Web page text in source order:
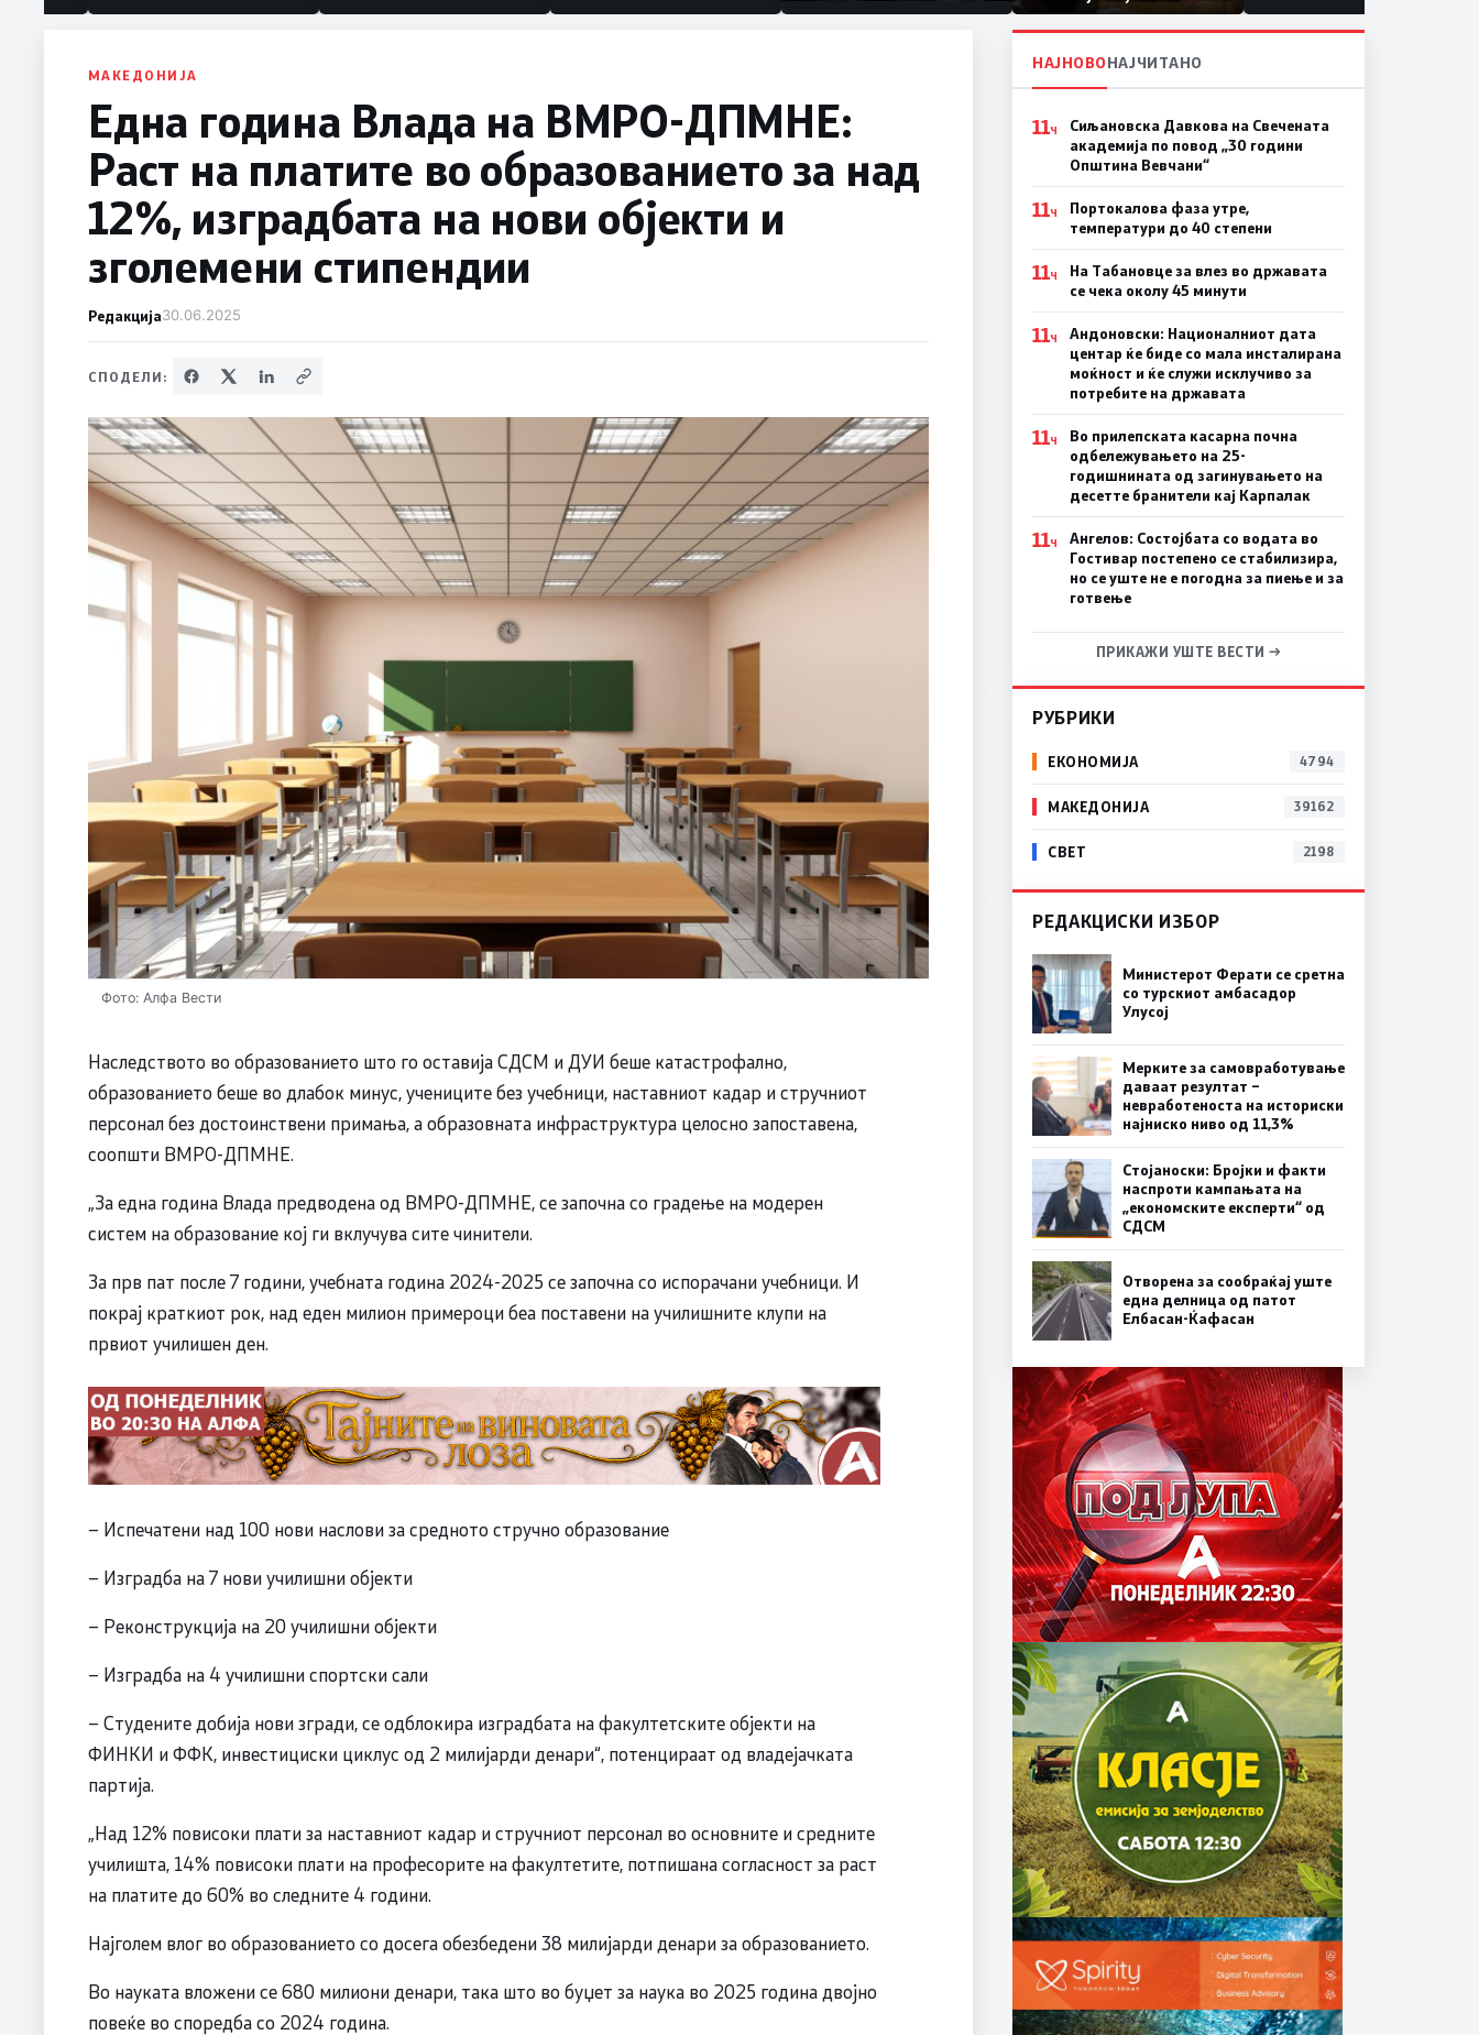
половина тунел во слепа
првачиња помалку
МАКЕДОНИЈА
Една година Влада на ВМРО-ДПМНЕ:
Раст на платите во образованието за над
12%, изградбата на нови објекти и
зголемени стипендии
Редакција30.06.2025
СПОДЕЛИ:
Фото: Алфа Вести
Наследството во образованието што го оставија СДСМ и ДУИ беше катастрофално,
образованието беше во длабок минус, учениците без учебници, наставниот кадар и стручниот
персонал без достоинствени примања, а образовната инфраструктура целосно запоставена,
соопшти ВМРО-ДПМНЕ.
„За една година Влада предводена од ВМРО-ДПМНЕ, се започна со градење на модерен
систем на образование кој ги вклучува сите чинители.
За прв пат после 7 години, учебната година 2024-2025 се започна со испорачани учебници. И
покрај краткиот рок, над еден милион примероци беа поставени на училишните клупи на
првиот училишен ден.
– Испечатени над 100 нови наслови за средното стручно образование
– Изградба на 7 нови училишни објекти
– Реконструкција на 20 училишни објекти
– Изградба на 4 училишни спортски сали
– Студените добија нови згради, се одблокира изградбата на факултетските објекти на
ФИНКИ и ФФК, инвестициски циклус од 2 милијарди денари“, потенцираат од владејачката
партија.
„Над 12% повисоки плати за наставниот кадар и стручниот персонал во основните и средните
училишта, 14% повисоки плати на професорите на факултетите, потпишана согласност за раст
на платите до 60% во следните 4 години.
Најголем влог во образованието со досега обезбедени 38 милијарди денари за образованието.
Во науката вложени се 680 милиони денари, така што во буџет за наука во 2025 година двојно
повеќе во споредба со 2024 година.
НАЈНОВОНАЈЧИТАНО
11Ч
Сиљановска Давкова на Свечената
академија по повод „30 години
Општина Вевчани“
11Ч
Портокалова фаза утре,
температури до 40 степени
11Ч
На Табановце за влез во државата
се чека околу 45 минути
11Ч
Андоновски: Националниот дата
центар ќе биде со мала инсталирана
моќност и ќе служи исклучиво за
потребите на државата
11Ч
Во прилепската касарна почна
одбележувањето на 25-
годишнината од загинувањето на
десетте бранители кај Карпалак
11Ч
Ангелов: Состојбата со водата во
Гостивар постепено се стабилизира,
но се уште не е погодна за пиење и за
готвење
ПРИКАЖИ УШТЕ ВЕСТИ →
РУБРИКИ
ЕКОНОМИЈА 4794
МАКЕДОНИЈА 39162
СВЕТ 2198
РЕДАКЦИСКИ ИЗБОР
Министерот Ферати се сретна
со турскиот амбасадор
Улусој
Мерките за самовработување
даваат резултат –
невработеноста на историски
најниско ниво од 11,3%
Стојаноски: Бројки и факти
наспроти кампањата на
„економските експерти“ од
СДСM
Отворена за сообраќај уште
една делница од патот
Елбасан-Ќафасан